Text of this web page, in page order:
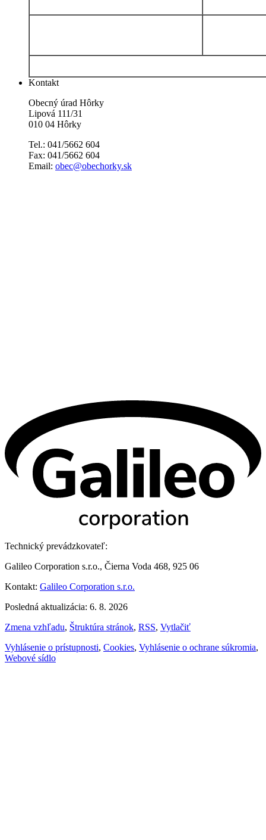
Kontakt
Obecný úrad Hôrky
Lipová 111/31
010 04 Hôrky
Tel.: 041/5662 604
Fax: 041/5662 604
Email: obec@obechorky.sk
Technický prevádzkovateľ:
Galileo Corporation s.r.o., Čierna Voda 468, 925 06
Kontakt: Galileo Corporation s.r.o.
Posledná aktualizácia: 6. 8. 2026
Zmena vzhľadu, Štruktúra stránok, RSS, Vytlačiť
Vyhlásenie o prístupnosti, Cookies, Vyhlásenie o ochrane súkromia,
Webové sídlo